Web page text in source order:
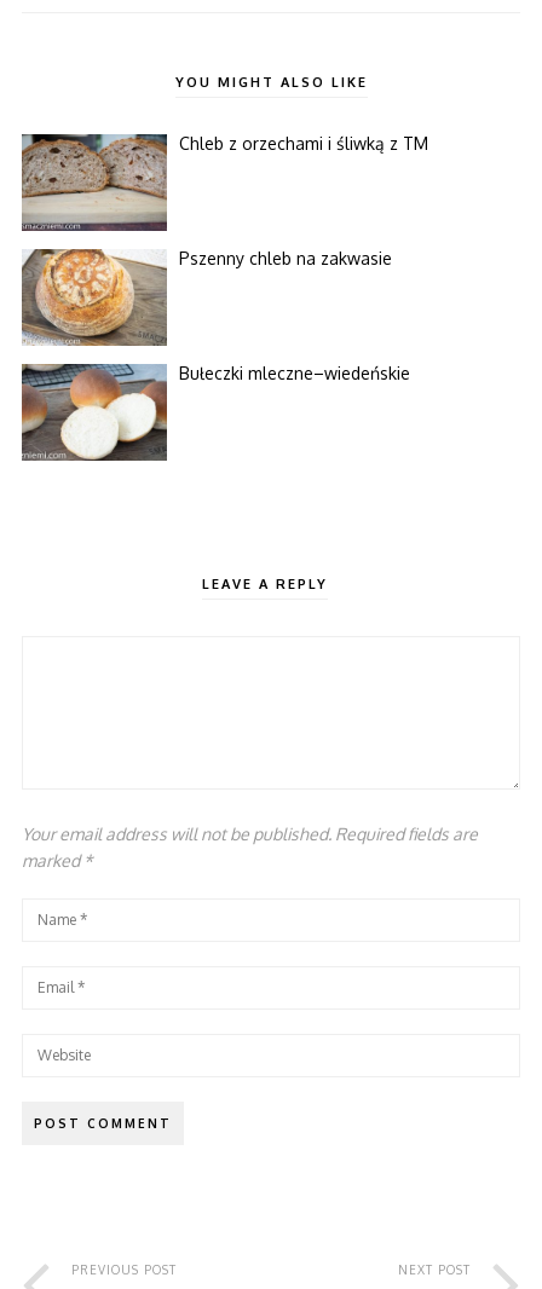
YOU MIGHT ALSO LIKE
Chleb z orzechami i śliwką z TM
Pszenny chleb na zakwasie
Bułeczki mleczne–wiedeńskie
LEAVE A REPLY
Your email address will not be published. Required fields are
marked*
PREVIOUS POST NEXT POST